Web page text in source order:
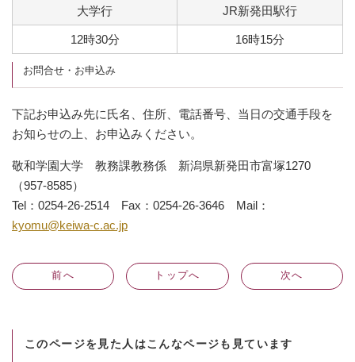
大学行
JR新発田駅行
12時30分 16時15分
お問合せ・お申込み
下記お申込み先に氏名、住所、電話番号、当日の交通手段を
お知らせの上、お申込みください。
敬和学園大学 教務課教務係 新潟県新発田市富塚1270
（957-8585）
Tel：0254-26-2514 Fax：0254-26-3646 Mail：
kyomu@keiwa-c.ac.jp
前へ トップへ 次へ
このページを見た人はこんなページも見ています